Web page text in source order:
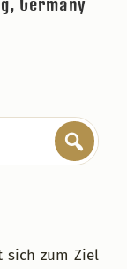
sich zum Ziel